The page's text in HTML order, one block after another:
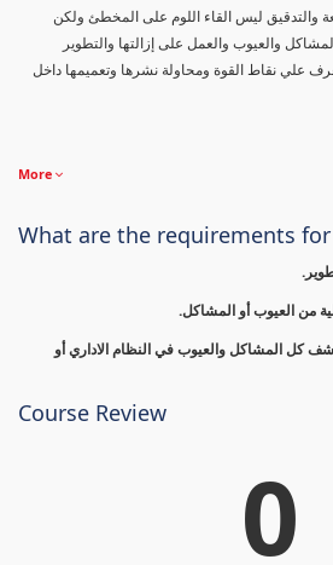
والتدقيق ليس القاء اللوم على المخطئ ولكن
والعيوب والعمل على إزالتها والتطوير
علي نقاط القوة ومحاولة نشرها وتعميمها داخل
More
What are the requirements
من العيوب أو المشاكل.
كل المشاكل والعيوب في النظام الاداري أو
Course Review
0